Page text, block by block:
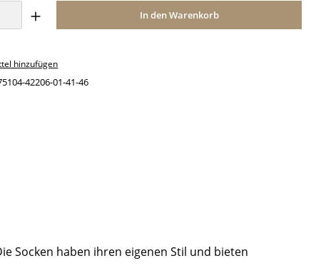
Anzahl: Gib den gewünschten Wert
In den Warenkorb
hinzufügen
42206-01-41-46
Socken haben ihren eigenen Stil und bieten